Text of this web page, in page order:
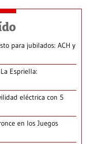
para jubilados: ACH y
Espriella:
eléctrica con 5
en los Juegos